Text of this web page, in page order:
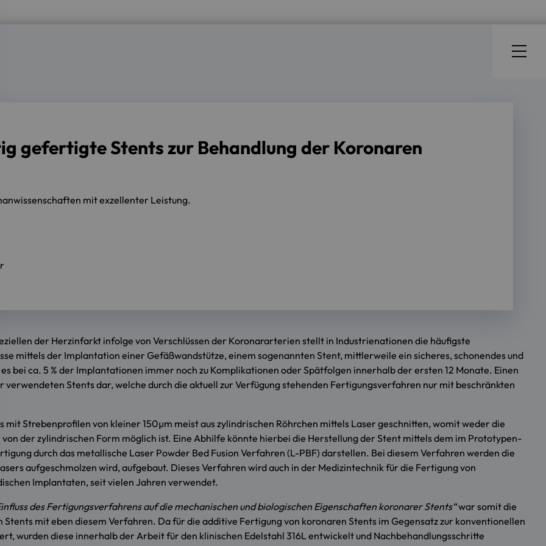
gefertigte Stents zur Behandlung der Koronaren
mit exzellenter Leistung.
der Herzinfarkt infolge von Verschlüssen der Koronararterien stellt in Industrienationen die häufigste
mittels der Implantation einer Gefäßwandstütze, einem sogenannten Stent, mittlerweile ein sicheres, schonendes und
bei ca. 5 % der Implantationen immer noch zu Komplikationen oder Spätfolgen innerhalb der ersten 12 Monate. Einen
verwendeten Stents dar, welche durch die aktuell zur Verfügung stehenden Fertigungsverfahren nur mit beschränkten
mit Strebenprofilen von kleiner 150µm meist aus zylindrischen Röhrchen mittels Laser geschnitten, womit weder die
von der zylindrischen Form möglich ist. Eine Abhilfe könnte hierbei die Herstellung der Stent mittels dem im Prototypen-
durch das metallische Laser Powder Bed Fusion Verfahren (L-PBF) darstellen. Bei diesem Verfahren werden die
aufgeschmolzen wird, aufgebaut. Dieses Verfahren wird auch in der Medizintechnik für die Fertigung von
Implantaten, seit vielen Jahren verwendet.
des Fertigungsverfahrens auf die mechanischen und biologischen Eigenschaften koronarer Stents“war somit die
Stents mit eben diesem Verfahren. Da für die additive Fertigung von koronaren Stents im Gegensatz zur konventionellen
wurden diese innerhalb der Arbeit für den klinischen Edelstahl 316L entwickelt und Nachbehandlungsschritte